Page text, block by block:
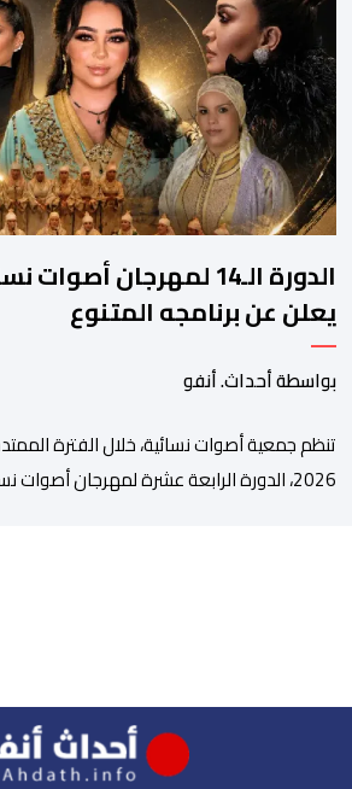
الاستراتيجية مع إسبانيا، كاشفا خيوط حملة
الحسابات والمنصات التابعة للمخابرات
الشباب والقاصرين عبر مواقع التواصل
الدورة الـ14 لمهرجان
يعلن عن برنامجه المتنوع
بواسطة أحداث. أنفو
2026، الدورة الرابعة عشرة لمهرجان أصوات